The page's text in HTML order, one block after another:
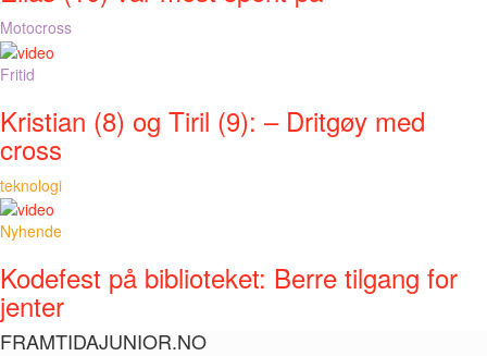
Motocross
Fritid
Kristian (8) og Tiril (9): – Dritgøy med
cross
teknologi
Nyhende
Kodefest på biblioteket: Berre tilgang for
jenter
FRAMTIDAJUNIOR.NO